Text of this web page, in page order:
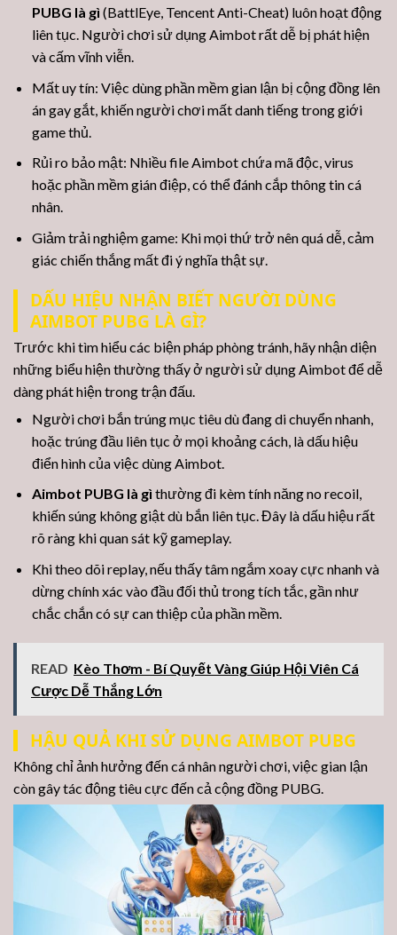
PUBG là gì (BattlEye, Tencent Anti-Cheat) luôn hoạt động
liên tục. Người chơi sử dụng Aimbot rất dễ bị phát hiện
và cấm vĩnh viễn.
Mất uy tín: Việc dùng phần mềm gian lận bị cộng đồng lên
án gay gắt, khiến người chơi mất danh tiếng trong giới
game thủ.
Rủi ro bảo mật: Nhiều file Aimbot chứa mã độc, virus
hoặc phần mềm gián điệp, có thể đánh cắp thông tin cá
nhân.
Giảm trải nghiệm game: Khi mọi thứ trở nên quá dễ, cảm
giác chiến thắng mất đi ý nghĩa thật sự.
DẤU HIỆU NHẬN BIẾT NGƯỜI DÙNG
AIMBOT PUBG LÀ GÌ?
Trước khi tìm hiểu các biện pháp phòng tránh, hãy nhận diện
những biểu hiện thường thấy ở người sử dụng Aimbot để dễ
dàng phát hiện trong trận đấu.
Người chơi bắn trúng mục tiêu dù đang di chuyển nhanh,
hoặc trúng đầu liên tục ở mọi khoảng cách, là dấu hiệu
điển hình của việc dùng Aimbot.
Aimbot PUBG là gì thường đi kèm tính năng no recoil,
khiến súng không giật dù bắn liên tục. Đây là dấu hiệu rất
rõ ràng khi quan sát kỹ gameplay.
Khi theo dõi replay, nếu thấy tâm ngắm xoay cực nhanh và
dừng chính xác vào đầu đối thủ trong tích tắc, gần như
chắc chắn có sự can thiệp của phần mềm.
READ Kèo Thơm - Bí Quyết Vàng Giúp Hội Viên Cá
Cược Dễ Thắng Lớn
HẬU QUẢ KHI SỬ DỤNG AIMBOT PUBG
Không chỉ ảnh hưởng đến cá nhân người chơi, việc gian lận
còn gây tác động tiêu cực đến cả cộng đồng PUBG.